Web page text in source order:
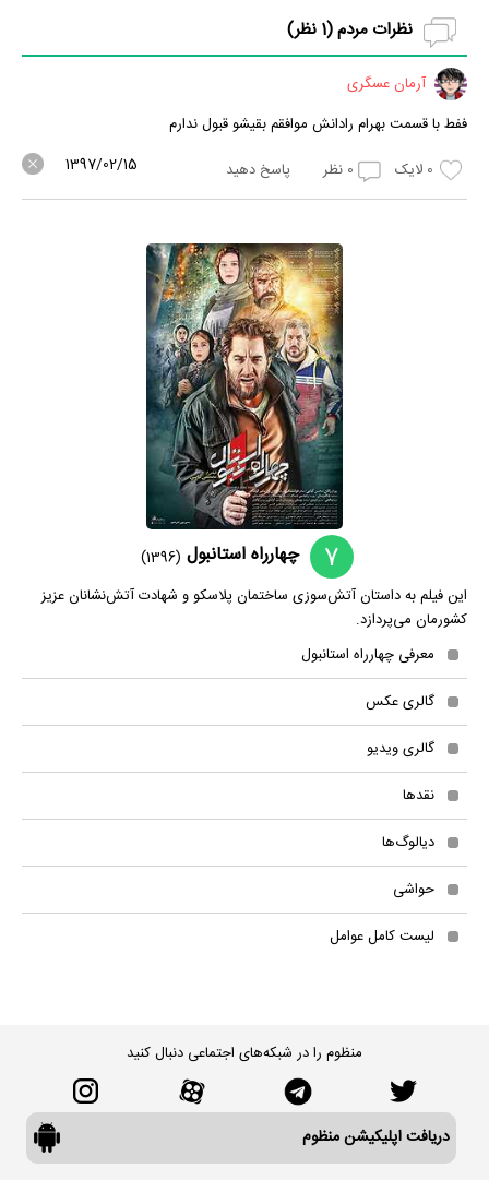
نظرات مردم (1 نظر)
آرمان عسگری
ففط با قسمت بهرام رادانش موافقم بقیشو قبول ندارم
0 لایک 0 نظر پاسخ دهید 1397/02/15
7 چهارراه استانبول (1396)
این فیلم به داستان آتش‌سوزی ساختمان پلاسکو و شهادت آتش‌نشانان عزیز
کشورمان می‌پردازد.
معرفی چهارراه استانبول
گالری عکس
گالری ویدیو
نقدها
دیالوگ‌ها
حواشی
لیست کامل عوامل
منظوم را در شبکه‌های اجتماعی دنبال کنید
دریافت اپلیکیشن منظوم